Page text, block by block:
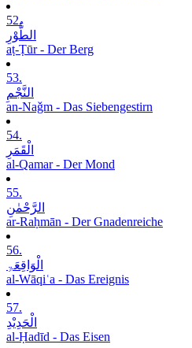
52.
الطُّوْرِ
aṭ-Ṭūr - Der Berg
53.
النَّجْمِ
an-Naǧm - Das Siebengestirn
54.
الْقَمَرِ
al-Qamar - Der Mond
55.
الرَّحْمٰنِ
ar-Raḥmān - Der Gnadenreiche
56.
الْوَاقِعَۃِ
al-Wāqiʿa - Das Ereignis
57.
الْحَدِیْدِ
al-Ḥadīd - Das Eisen